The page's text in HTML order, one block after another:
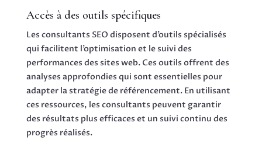
Accès à des outils spécifiques
Les consultants SEO disposent d’outils spécialisés
qui facilitent l’optimisation et le suivi des
performances des sites web. Ces outils offrent des
analyses approfondies qui sont essentielles pour
adapter la stratégie de référencement. En utilisant
ces ressources, les consultants peuvent garantir
des résultats plus efficaces et un suivi continu des
progrès réalisés.